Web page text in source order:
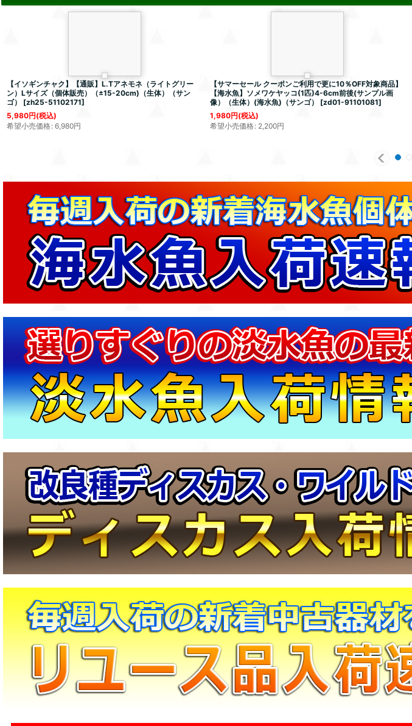
【イソギンチャク】【通販】L.Tアネモネ（ライトグリー
ン）Lサイズ（個体販売）（±15-20cm)（生体）（サン
ゴ）
[zh25-51102171]
5,980円(税込)
希望小売価格: 6,980円
【サマーセール クーポンご利用で更に10％OFF対象商品】
【海水魚】ソメワケヤッコ(1匹)4-6cm前後(サンプル画
像）（生体）(海水魚)（サンゴ）
[zd01-91101081]
1,980円(税込)
希望小売価格: 2,200円